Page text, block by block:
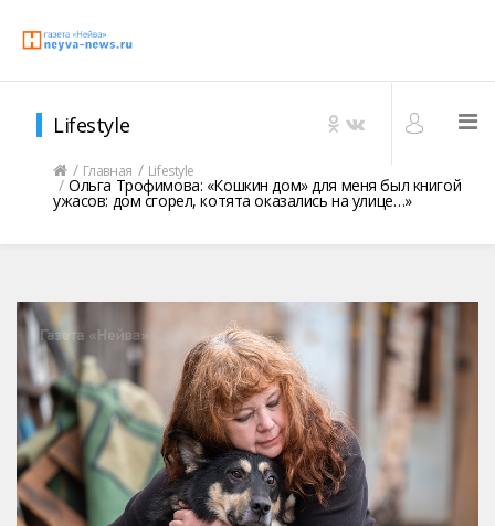
Lifestyle
Главная Lifestyle
Ольга Трофимова: «Кошкин дом» для меня был книгой
ужасов: дом сгорел, котята оказались на улице…»